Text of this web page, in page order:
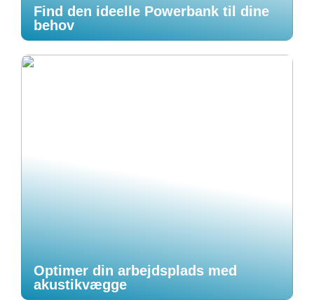
Find den ideelle Powerbank til dine
behov
Optimer din arbejdsplads med
akustikvægge